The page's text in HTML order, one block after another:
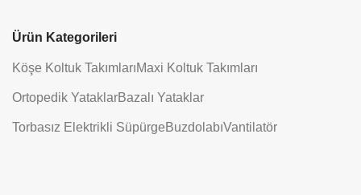
Ürün Kategorileri
Köşe Koltuk TakımlarıMaxi Koltuk Takımları
Ortopedik YataklarBazalı Yataklar
Torbasız Elektrikli SüpürgeBuzdolabıVantilatör